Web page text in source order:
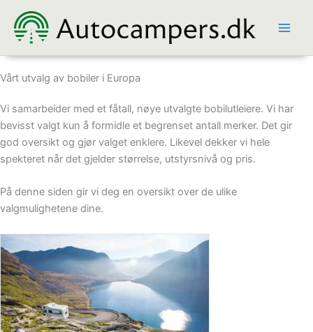
rett
innholdet
Vårt utvalg av bobiler i Europa
Vi samarbeider med et fåtall, nøye utvalgte bobilutleiere. Vi har
bevisst valgt kun å formidle et begrenset antall merker. Det gir
god oversikt og gjør valget enklere. Likevel dekker vi hele
spekteret når det gjelder størrelse, utstyrsnivå og pris.
På denne siden gir vi deg en oversikt over de ulike
valgmulighetene dine.